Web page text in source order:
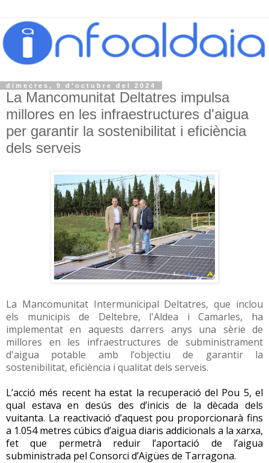
dimecres, 9 d’octubre del 2024
La Mancomunitat Deltatres impulsa
millores en les infraestructures d'aigua
per garantir la sostenibilitat i eficiència
dels serveis
La Mancomunitat Intermunicipal Deltatres, que inclou
els municipis de Deltebre, l'Aldea i Camarles, ha
implementat en aquests darrers anys una sèrie de
millores en les infraestructures de subministrament
d'aigua potable amb l’objectiu de garantir la
sostenibilitat, eficiència i qualitat dels serveis.
L’acció més recent ha estat la recuperació del Pou 5, el
qual estava en desús des d’inicis de la dècada dels
vuitanta. La reactivació d’aquest pou proporcionarà fins
a 1.054 metres cúbics d’aigua diaris addicionals a la xarxa,
fet que permetrà reduir l’aportació de l’aigua
subministrada pel Consorci d’Aigües de Tarragona.